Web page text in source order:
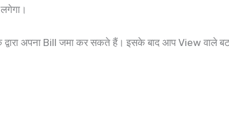
अपना Bill जमा कर सकते हैं। इसके बाद आप View वाले